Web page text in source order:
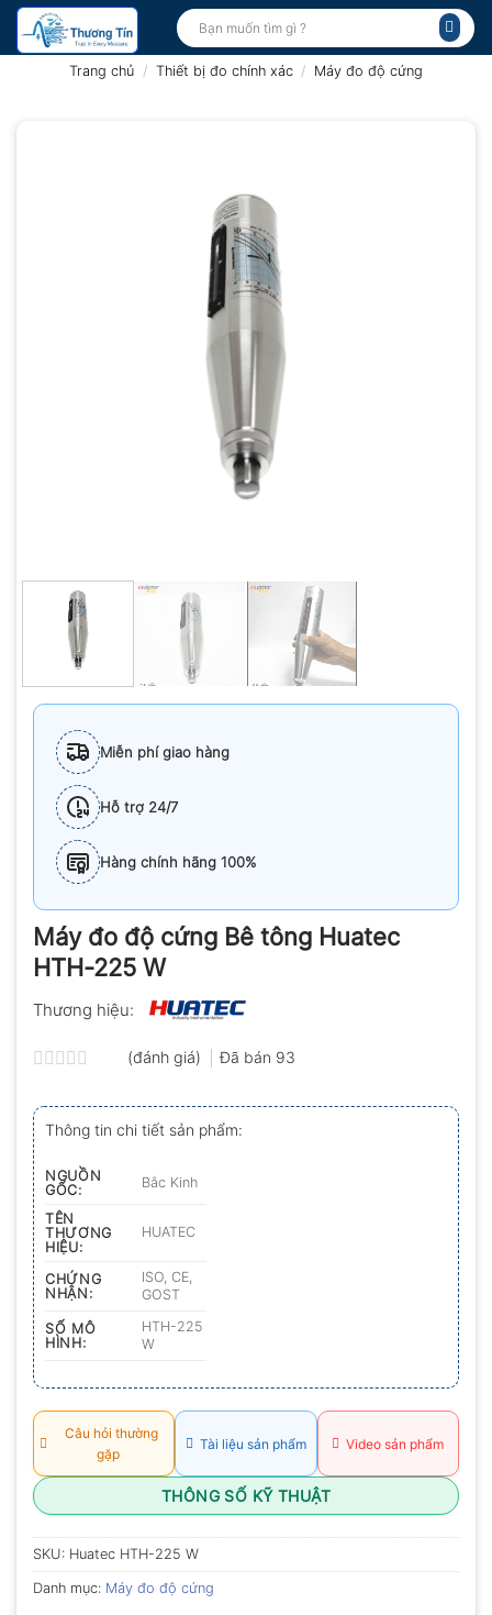
Bỏ
qua
Tìm
kiếm:
Trang chủ / Thiết bị đo chính xác / Máy đo độ cứng
Miễn phí giao hàng
Hỗ trợ 24/7
Hàng chính hãng 100%
Máy đo độ cứng Bê tông Huatec
HTH-225 W
Thương hiệu:
xếp
hạng
0.0
5
sao
(đánh giá) Đã bán 93
Thông tin chi tiết sản phẩm:
NGUỒN
GỐC:
Bắc Kinh
TÊN
THƯƠNG
HIỆU:
HUATEC
CHỨNG
NHẬN:
ISO, CE,
GOST
SỐ MÔ
HÌNH:
HTH-225
W
Câu hỏi thường
gặp
Tài liệu sản phẩm Video sản phẩm
THÔNG SỐ KỸ THUẬT
SKU: Huatec HTH-225 W
Danh mục: Máy đo độ cứng